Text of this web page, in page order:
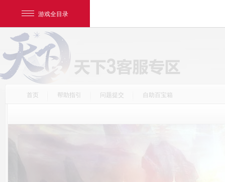
游戏全目录
首页 帮助指引 问题提交 自助百宝箱